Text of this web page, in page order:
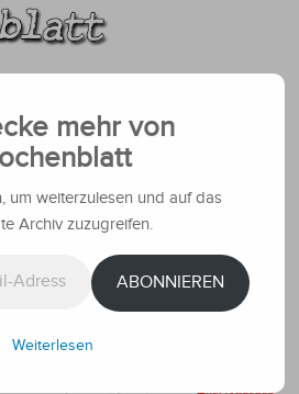
mehr von
um weiterzulesen und auf das
Archiv zuzugreifen.
ABONNIEREN
Weiterlesen